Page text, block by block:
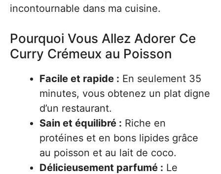
incontournable dans ma cuisine.
Pourquoi Vous Allez Adorer Ce
Curry Crémeux au Poisson
Facile et rapide : En seulement 35
minutes, vous obtenez un plat digne
d’un restaurant.
Sain et équilibré : Riche en
protéines et en bons lipides grâce
au poisson et au lait de coco.
Délicieusement parfumé : Le